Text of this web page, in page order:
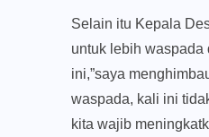
Selain itu Kepala
untuk lebih waspada
ini,”saya
waspada, kali ini
kita wajib